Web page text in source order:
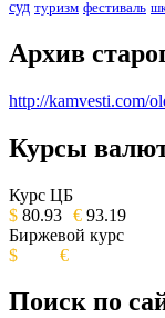
суд туризм фестиваль
Архив
http://kamvesti.com/
ИЗДАНИЕ
Курсы
Курс ЦБ
$ 80.93 € 93.19
Биржевой курс
$
€
Поиск по